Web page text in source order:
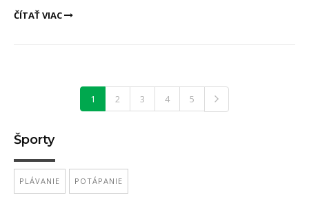
ČÍTAŤ VIAC
1 2 3 4 5
Športy
PLÁVANIE POTÁPANIE